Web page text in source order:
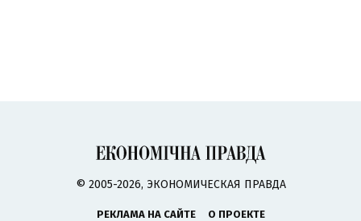
© 2005-2026, ЭКОНОМИЧЕСКАЯ ПРАВДА
РЕКЛАМА НА САЙТЕ
О ПРОЕКТЕ